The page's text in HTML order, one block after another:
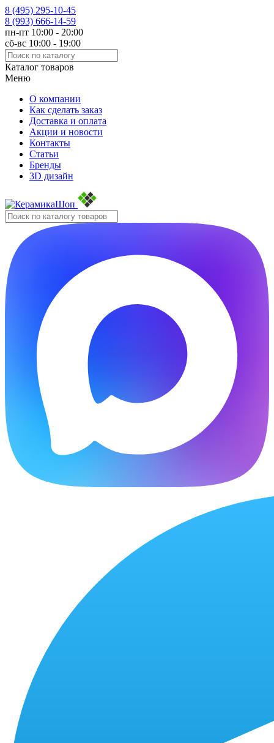
8 (495) 295-10-45
8 (993) 666-14-59
пн-пт 10:00 - 20:00
сб-вс 10:00 - 19:00
Каталог товаров
Меню
О компании
Как сделать заказ
Доставка и оплата
Акции и новости
Контакты
Статьи
Бренды
3D дизайн